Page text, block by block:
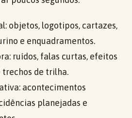
objetos, logotipos, cartazes,
e enquadramentos.
ruídos, falas curtas, efeitos
trechos de trilha.
acontecimentos
planejadas e